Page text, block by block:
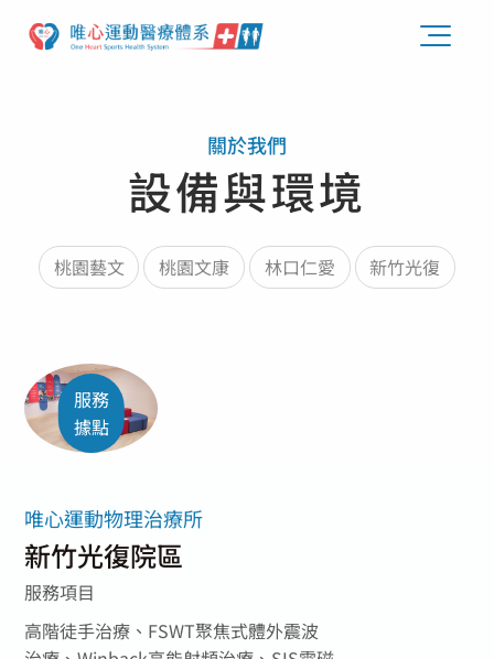
關於我們
設備與環境
桃園藝文 桃園文康 林口仁愛 新竹光復
服務
據點
唯心運動物理治療所
新竹光復院區
服務項目
高階徒手治療、FSWT聚焦式體外震波